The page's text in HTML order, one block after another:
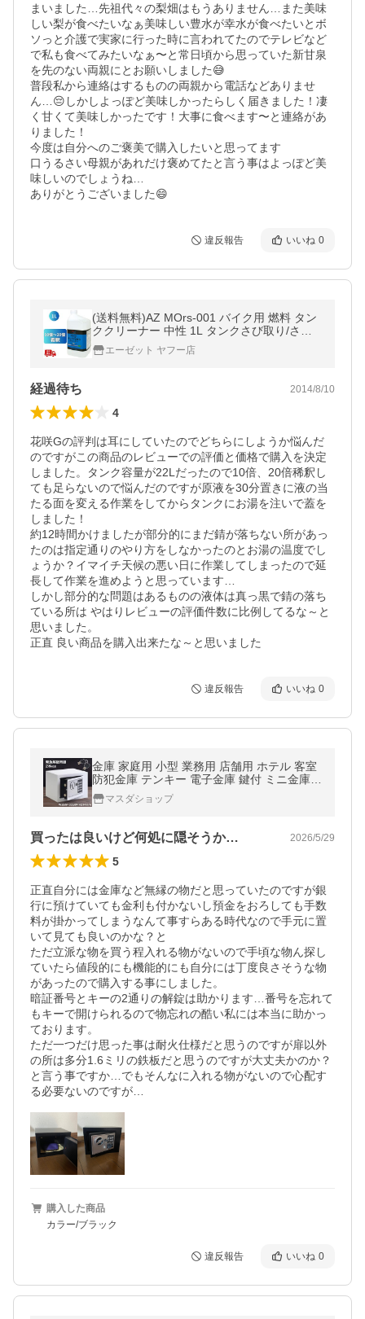
まいました…先祖代々の梨畑はもうありません…また美味
しい梨が食べたいなぁ美味しい豊水が幸水が食べたいとボ
ソっと介護で実家に行った時に言われてたのでテレビなど
で私も食べてみたいなぁ〜と常日頃から思っていた新甘泉
を先のない両親にとお願いしました😅
普段私から連絡はするものの両親から電話などありませ
ん…😔しかしよっぽど美味しかったらしく届きました！凄
く甘くて美味しかったです！大事に食べます〜と連絡があ
りました！
今度は自分へのご褒美で購入したいと思ってます
口うるさい母親があれだけ褒めてたと言う事はよっぽど美
味しいのでしょうね…
ありがとうございました😄
違反報告 いいね 0
(送料無料)AZ MOrs-001 バイク用 燃料 タン
ククリーナー 中性 1L タンクさび取り/さび
落とし/送料無料(北海道・沖縄・離島除く)
エーゼット ヤフー店
経過待ち 2014/8/10
4
花咲Gの評判は耳にしていたのでどちらにしようか悩んだ
のですがこの商品のレビューでの評価と価格で購入を決定
しました。タンク容量が22Lだったので10倍、20倍稀釈し
ても足らないので悩んだのですが原液を30分置きに液の当
たる面を変える作業をしてからタンクにお湯を注いで蓋を
しました！
約12時間かけましたが部分的にまだ錆が落ちない所があっ
たのは指定通りのやり方をしなかったのとお湯の温度でし
ょうか？イマイチ天候の悪い日に作業してしまったので延
長して作業を進めようと思っています…
しかし部分的な問題はあるものの液体は真っ黒で錆の落ち
ている所は やはりレビューの評価件数に比例してるな～と
思いました。
正直 良い商品を購入出来たな～と思いました
違反報告 いいね 0
金庫 家庭用 小型 業務用 店舗用 ホテル 客室
防犯金庫 テンキー 電子金庫 鍵付 ミニ金庫
テンキー金庫 貴重品
マスダショップ
買ったは良いけど何処に隠そうか… 2026/5/29
5
正直自分には金庫など無縁の物だと思っていたのですが銀
行に預けていても金利も付かないし預金をおろしても手数
料が掛かってしまうなんて事すらある時代なので手元に置
いて見ても良いのかな？と
ただ立派な物を買う程入れる物がないので手頃な物ん探し
ていたら値段的にも機能的にも自分には丁度良さそうな物
があったので購入する事にしました。
暗証番号とキーの2通りの解錠は助かります…番号を忘れて
もキーで開けられるので物忘れの酷い私には本当に助かっ
ております。
ただ一つだけ思った事は耐火仕様だと思うのですが扉以外
の所は多分1.6ミリの鉄板だと思うのですが大丈夫かのか？
と言う事ですか…でもそんなに入れる物がないので心配す
購入した商品
カラー/ブラック
違反報告 いいね 0